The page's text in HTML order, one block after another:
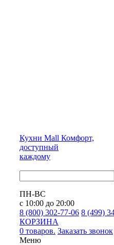
Кухни Mall Комфорт,
доступный
каждому
ПН-ВС
с 10:00 до 20:00
8 (800) 302-77-06 8 (499)
КОРЗИНА
0 товаров. Заказать звонок
Меню